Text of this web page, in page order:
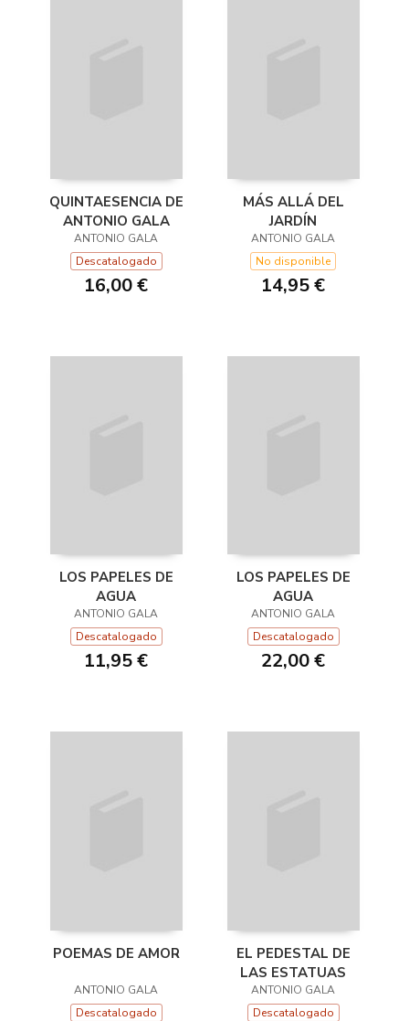
QUINTAESENCIA DE
ANTONIO GALA
ANTONIO GALA
Descatalogado
16,00 €
MÁS ALLÁ DEL
JARDÍN
ANTONIO GALA
No disponible
14,95 €
LOS PAPELES DE
AGUA
ANTONIO GALA
Descatalogado
11,95 €
LOS PAPELES DE
AGUA
ANTONIO GALA
Descatalogado
22,00 €
POEMAS DE AMOR
ANTONIO GALA
Descatalogado
EL PEDESTAL DE
LAS ESTATUAS
ANTONIO GALA
Descatalogado